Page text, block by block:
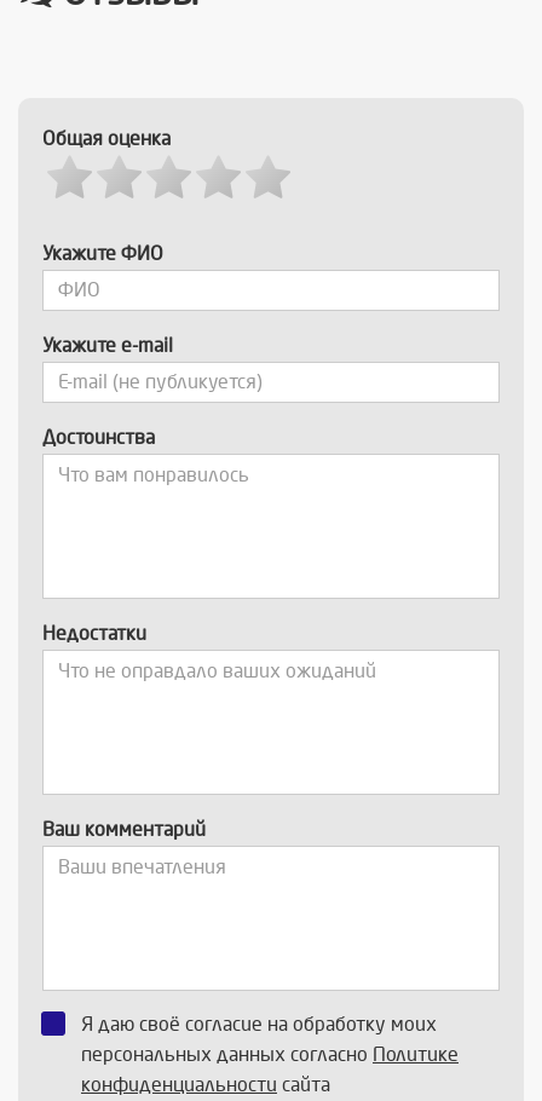
Общая оценка
Укажите ФИО
Укажите e-mail
Достоинства
Недостатки
Ваш комментарий
Я даю своё согласие на обработку моих
персональных данных согласно Политике
конфиденциальности сайта